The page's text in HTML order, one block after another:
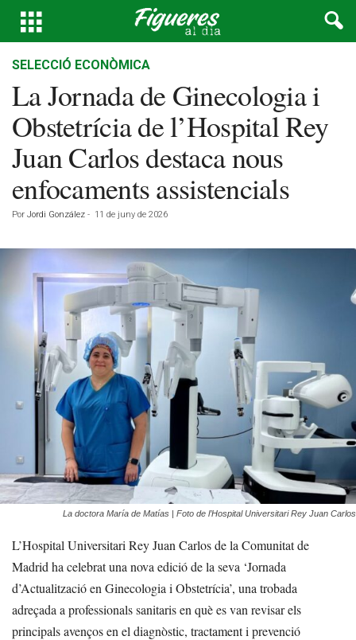
SELECCIÓ ECONÒMICA
La Jornada de Ginecologia i
Obstetrícia de l’Hospital Rey
Juan Carlos destaca nous
enfocaments assistencials
Por Jordi González - 11 de juny de 2026
La doctora María de Matías | Foto de l’Hospital Universitari Rey Juan Carlos
L’Hospital Universitari Rey Juan Carlos de la Comunitat de
Madrid ha celebrat una nova edició de la seva ‘Jornada
d’Actualització en Ginecologia i Obstetrícia’, una trobada
adreçada a professionals sanitaris en què es van revisar els
principals avenços en el diagnòstic, tractament i prevenció